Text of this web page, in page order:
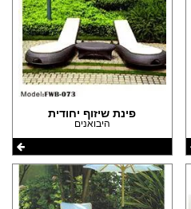
פינת שיזוף יחודית
היבואנים